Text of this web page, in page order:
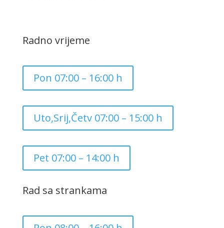
Radno vrijeme
Pon 07:00 – 16:00 h
Uto,Srij,Četv 07:00 – 15:00 h
Pet 07:00 – 14:00 h
Rad sa strankama